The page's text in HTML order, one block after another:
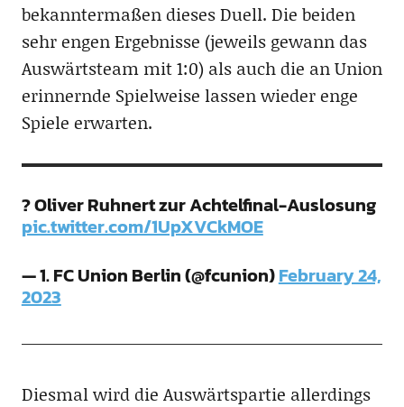
bekanntermaßen dieses Duell. Die beiden
sehr engen Ergebnisse (jeweils gewann das
Auswärtsteam mit 1:0) als auch die an Union
erinnernde Spielweise lassen wieder enge
Spiele erwarten.
? Oliver Ruhnert zur Achtelfinal-Auslosung
pic.twitter.com/1UpXVCkMOE
— 1. FC Union Berlin (@fcunion)February 24,
2023
Diesmal wird die Auswärtspartie allerdings